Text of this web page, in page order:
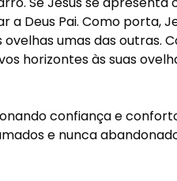
a Deus Pai. Como porta,
umas das outras.
horizontes às suas
confiança e
e nunca